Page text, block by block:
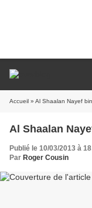
Accueil » Al Shaalan Nayef
Al Shaalan
Publié le 10/03/2013 à
Par Roger Cousin